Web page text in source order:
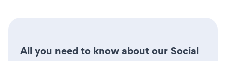
All you need to know about our Social